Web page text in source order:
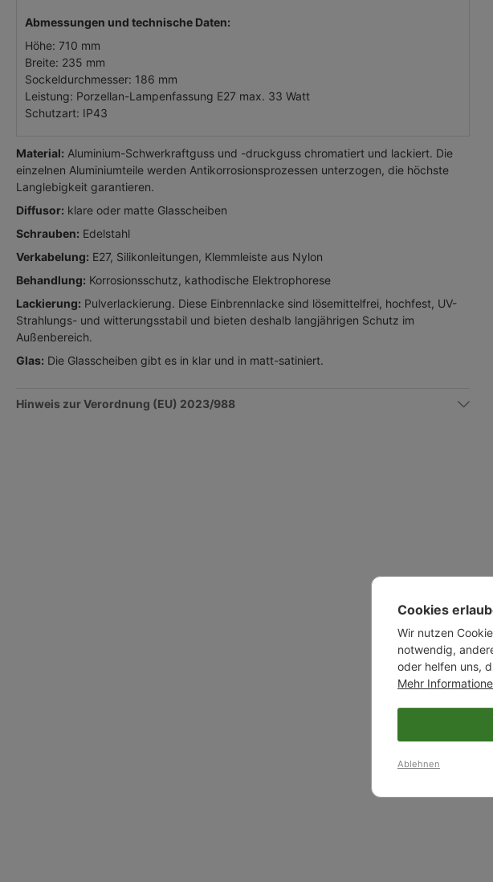
Abmessungen und technische Daten:
Höhe: 710 mm
Breite: 235 mm
Sockeldurchmesser: 186 mm
Leistung: Porzellan-Lampenfassung E27 max. 33 Watt
Schutzart: IP43
Material: Aluminium-Schwerkraftguss und -druckguss chromatiert und lackiert. Die
einzelnen Aluminiumteile werden Antikorrosionsprozessen unterzogen, die höchste
Langlebigkeit garantieren.
Diffusor: klare oder matte Glasscheiben
Schrauben: Edelstahl
Verkabelung: E27, Silikonleitungen, Klemmleiste aus Nylon
Behandlung: Korrosionsschutz, kathodische Elektrophorese
Lackierung: Pulverlackierung. Diese Einbrennlacke sind lösemittelfrei, hochfest, UV-
Strahlungs- und witterungsstabil und bieten deshalb langjährigen Schutz im
Außenbereich.
Glas: Die Glasscheiben gibt es in klar und in matt-satiniert.
Hinweis zur Verordnung (EU) 2023/988
Cookies
Wir nutzen
notwendig,
oder helfen uns,
Mehr
Ablehnen